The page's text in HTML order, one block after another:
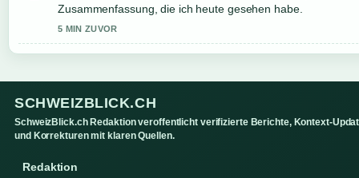
Zusammenfassung, die ich heute gesehen habe.
5 MIN ZUVOR
SCHWEIZBLICK.CH
SchweizBlick.ch Redaktion veroffentlicht verifizierte Berichte, Kontext-
und Korrekturen mit klaren Quellen.
Redaktion